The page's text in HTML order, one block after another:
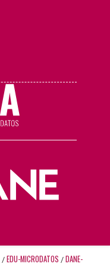
/ EDU-MICRODATOS / DANE-